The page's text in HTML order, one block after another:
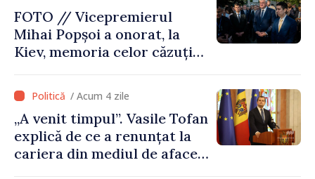
FOTO // Vicepremierul
Mihai Popșoi a onorat, la
Kiev, memoria celor căzuți
„Acest război trebuie să
înceteze”/ Acum 4 zile
„A venit timpul”. Vasile Tofan
explică de ce a renunțat la
cariera din mediul de afaceri